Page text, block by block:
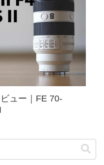
ュー｜FE 70-